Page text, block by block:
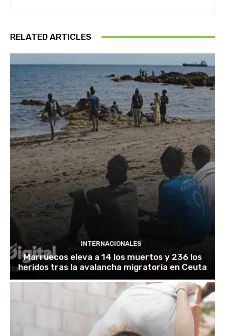
RELATED ARTICLES
INTERNACIONALES
Marruecos eleva a 14 los muertos y 236 los
heridos tras la avalancha migratoria en Ceuta